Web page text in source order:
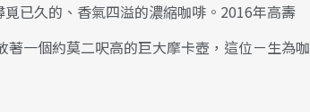
已久的、香氣四溢的濃縮咖啡。2016年高壽
一個約莫二呎高的巨大摩卡壺，這位ㄧ生為咖